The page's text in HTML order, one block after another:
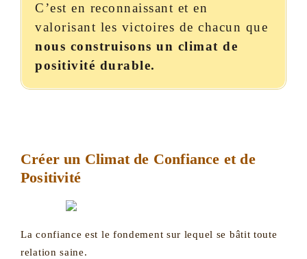
C’est en reconnaissant et en
valorisant les victoires de chacun que
nous construisons un climat de
positivité durable.
Créer un Climat de Confiance et de
Positivité
La confiance est le fondement sur lequel se bâtit toute
relation saine.